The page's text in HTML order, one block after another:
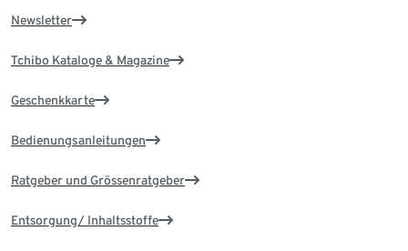
Newsletter
Tchibo Kataloge & Magazine
Geschenkkarte
Bedienungsanleitungen
Ratgeber und Grössenratgeber
Entsorgung/ Inhaltsstoffe